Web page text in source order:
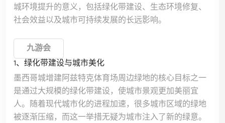
城环境提升的意义，包括绿化带建设、生态环境修复、
社会效益以及城市可持续发展的长远影响。
九游会
1、绿化带建设与城市美化
墨西哥城增建阿兹特克体育场周边绿地的核心目标之一
是通过大规模的绿化带建设，使城市景观更加美丽宜
人。随着现代城市化的进程加速，很多城市区域的绿地
被逐渐压缩，而这一举措无疑为城市注入了新的绿意。